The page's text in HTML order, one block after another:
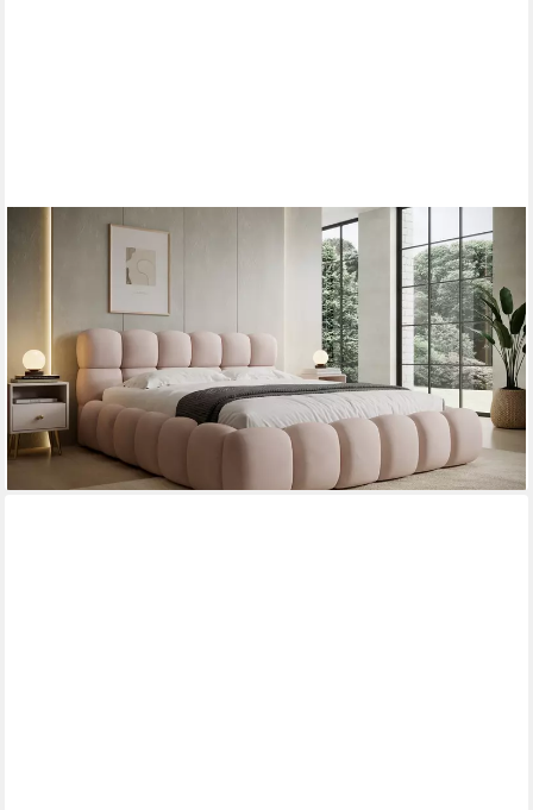
Polsterbett mit Bettkasten 140x200–200x200 cm – Velours
oder Bouclé Bezug – (Polsterbett in den Varianten Bouclé
(Fredo), Velours (Velutto) - Wolkenbett mit XXL Kopfteil),
Wolkenbett mit XXL Kopfteil)
869,00 € 1.149,00 €
-24%
lieferbar in 4 Wochen